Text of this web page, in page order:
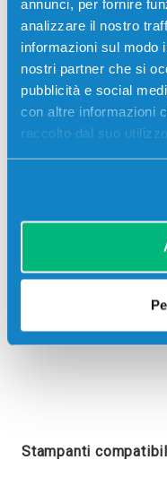
annunci, per fornire
analizzare il nostro
informazioni sul modo
nostri partner che si
pubblicità e social
con altre informazioni
raccolto dal suo
M507X, Hp
LASERJET
Stampanti